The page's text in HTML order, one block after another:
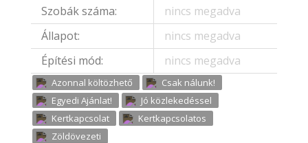
Szobák száma:
nincs megadva
Állapot:
nincs megadva
Építési mód:
nincs megadva
Azonnal költözhető
Csak nálunk!
Egyedi Ajánlat!
Jó közlekedéssel
Kertkapcsolat
Kertkapcsolatos
Zöldövezeti